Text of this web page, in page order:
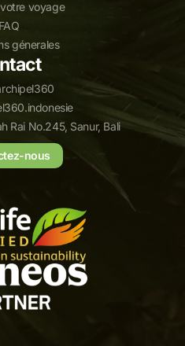
voyage
FAQ
génerales
Rai No.245, Sanur, Bali
nous